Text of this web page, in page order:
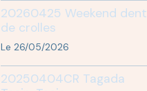
20260425 Weekend dent
de crolles
Le 26/05/2026
20250404CR Tagada